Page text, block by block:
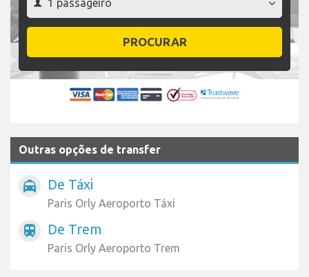
PROCURAR
Outras opções de transfer
local_taxi De Táxi
Paris Orly Aeroporto Táxi
train De Trem
Paris Orly Aeroporto Trem